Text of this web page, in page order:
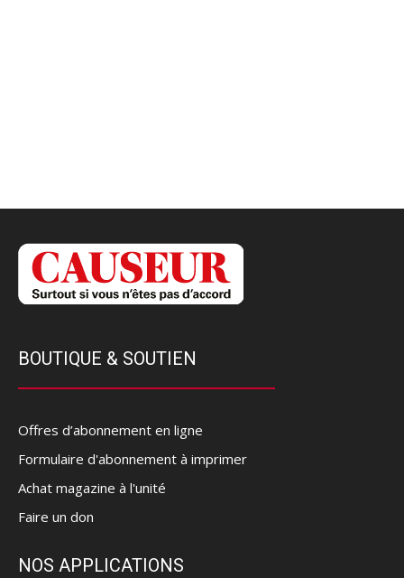
BOUTIQUE & SOUTIEN
Offres d’abonnement en ligne
Formulaire d'abonnement à imprimer
Achat magazine à l'unité
Faire un don
NOS APPLICATIONS